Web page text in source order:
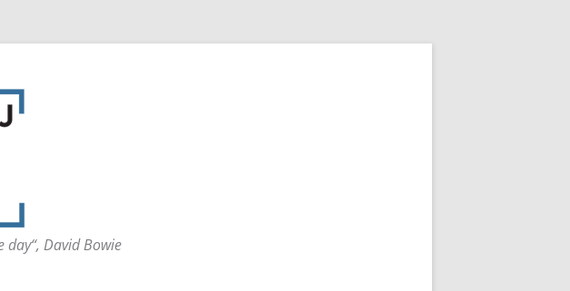
day“, David Bowie